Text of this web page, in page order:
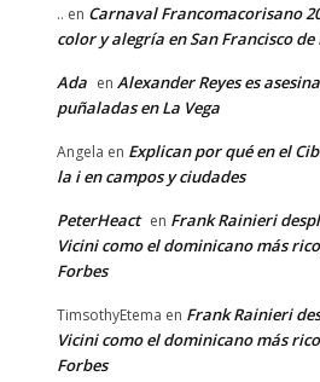
.. en Carnaval Francomacorisano
color y alegría en San Francisco
Ada en Alexander Reyes es
puñaladas en La Vega
Angela en Explican por qué en el
la i en campos y ciudades
PeterHeact en Frank Rainieri
Vicini como el dominicano más
Forbes
TimsothyEtema en Frank Rainieri
Vicini como el dominicano más
Forbes